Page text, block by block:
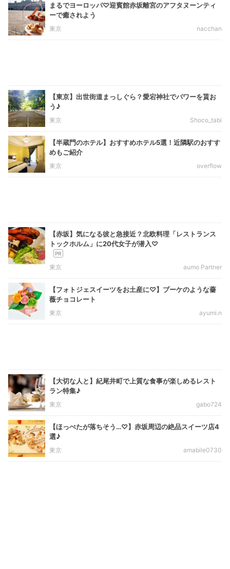
まるでヨーロッパ♡迎賓館赤坂離宮のアフタヌーンティ
ーで癒されよう
東京 nacchan
【東京】出世街道まっしぐら？愛宕神社でパワーを貰お
う♪
東京 Shoco_tabi
【半蔵門のホテル】おすすめホテル5選！近隣駅のおすす
めもご紹介
東京 overflow
【赤坂】気になる彼と急接近？北欧料理「レストランス
トックホルム」に20代女子が潜入♡
東京 aumo Partner
【フォトジェスイーツをお土産に♡】ブーケのような薔
薇チョコレート
東京 ayumi.n
【大切な人と】紀尾井町で上質な食事が楽しめるレスト
ラン特集♪
東京 gabo724
【ほっぺたが落ちそう…♡】赤坂周辺の絶品スイーツ店4
選♪
東京 amabile0730